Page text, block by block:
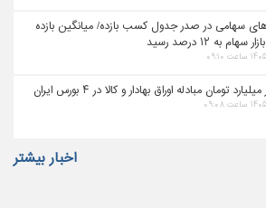
سهامی در صدر جدول کسب بازده/ میانگین بازده
به ۱۲ درصد رسید
اخبار بیشتر